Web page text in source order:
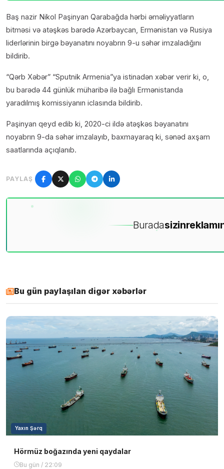
Baş nazir Nikol Paşinyan Qarabağda hərbi əməliyyatların
bitməsi və atəşkəs barədə Azərbaycan, Ermənistan və Rusiya
liderlərinin birgə bəyanatını noyabrın 9-u səhər imzaladığını
bildirib.
“Qərb Xəbər” “Sputnik Armenia”ya istinadən xəbər verir ki, o,
bu barədə 44 günlük müharibə ilə bağlı Ermənistanda
yaradılmış komissiyanın iclasında bildirib.
Paşinyan qeyd edib ki, 2020-ci ildə atəşkəs bəyanatını
noyabrın 9-da səhər imzalayıb, baxmayaraq ki, sənəd axşam
saatlarında açıqlanıb.
PAYLAŞ
Buradasizin
Bu gün paylaşılan digər xəbərlər
Yaxın Şərq
Hörmüz boğazında yeni qaydalar
Bu gün / 22:09